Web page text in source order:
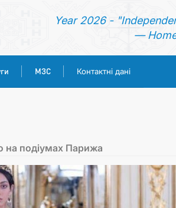
Year 2026 -
—
МЗС Контактні дані
ТУРКМЕНИСТАН
КОНСУЛЬСЬКІ ПОСЛУГИ
на подіумах Парижа